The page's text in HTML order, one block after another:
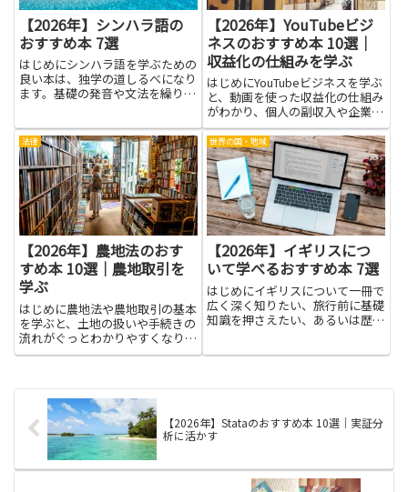
【2026年】シンハラ語の
おすすめ本 7選
はじめにシンハラ語を学ぶための
良い本は、独学の道しるべになり
ます。基礎の発音や文法を繰り返
の表現に触れられる点が大きなメ
リットです。本を使えば自分のペ
ースで学習計画を立てられ、苦
手...
【2026年】YouTubeビジ
ネスのおすすめ本 10選｜
収益化の仕組みを学ぶ
はじめにYouTubeビジネスを学ぶ
と、動画を使った収益化の仕組み
がわかり、個人の副収入や企業の
マーケティングに直接活かせま
す。広告収入やメンバーシップ、
タイアップ、商品販売など複数の
収入源を理解すると、収入の安定
化やリスク分散が図れます。...
法律
【2026年】農地法のおす
すめ本 10選｜農地取引を
学ぶ
はじめに農地法や農地取引の基本
を学ぶと、土地の扱いや手続きの
流れがぐっとわかりやすくなりま
す。誰が農地を所有できるのか、
を減らし安心して意思決定ができ
るようになります。手続きや契
約...
世界の国・地域
【2026年】イギリスにつ
いて学べるおすすめ本 7選
はじめにイギリスについて一冊で
広く深く知りたい、旅行前に基礎
知識を押さえたい、あるいは歴史
【2026年】Stataのおすすめ本 10選｜実証分
析に活かす